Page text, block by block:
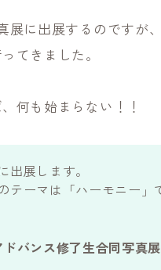
展に出展するのですが
てきました。
何も始まらない！！
出展します。
テーマは「ハーモニー」
バンス修了生合同写真